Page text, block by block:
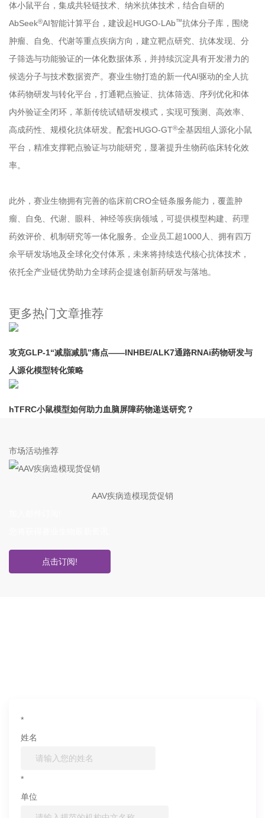
体小鼠平台，集成共轻链技术、纳米抗体技术，结合自研的
AbSeek®AI智能计算平台，建设起HUGO-LAb™抗体分子库，围绕
肿瘤、自免、代谢等重点疾病方向，建立靶点研究、抗体发现、分
子筛选与功能验证的一体化数据体系，并持续沉淀具有开发潜力的
候选分子与技术数据资产。赛业生物打造的新一代AI驱动的全人抗
体药物研发与转化平台，打通靶点验证、抗体筛选、序列优化和体
内外验证全闭环，革新传统试错研发模式，实现可预测、高效率、
高成药性、规模化抗体研发。配套HUGO-GT®全基因组人源化小鼠
平台，精准支撑靶点验证与功能研究，显著提升生物药临床转化效
率。
此外，赛业生物拥有完善的临床前CRO全链条服务能力，覆盖肿
瘤、自免、代谢、眼科、神经等疾病领域，可提供模型构建、药理
药效评价、机制研究等一体化服务。企业员工超1000人、拥有四万
余平研发场地及全球化交付体系，未来将持续迭代核心抗体技术，
依托全产业链优势助力全球药企提速创新药研发与落地。
更多热门文章推荐
攻克GLP-1“减脂减肌”痛点——INHBE/ALK7通路RNAi药物研发与
人源化模型转化策略
hTFRC小鼠模型如何助力血脑屏障药物递送研究？
市场活动推荐
AAV疾病造模现货促销
点击订阅!
*
姓名
*
单位